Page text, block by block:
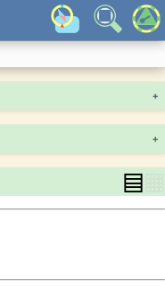
+
+
▤